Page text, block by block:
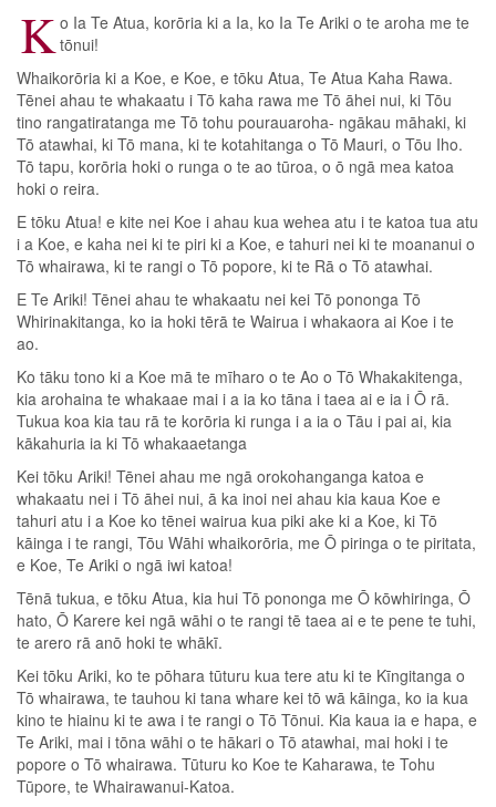
K o Ia Te Atua, korōria ki a Ia, ko Ia Te Ariki o te aroha me te
tōnui!
Whaikorōria ki a Koe, e Koe, e tōku Atua, Te Atua Kaha Rawa.
Tēnei ahau te whakaatu i Tō kaha rawa me Tō āhei nui, ki Tōu
tino rangatiratanga me Tō tohu pourauaroha- ngākau māhaki, ki
Tō atawhai, ki Tō mana, ki te kotahitanga o Tō Mauri, o Tōu Iho.
Tō tapu, korōria hoki o runga o te ao tūroa, o ō ngā mea katoa
hoki o reira.
E tōku Atua! e kite nei Koe i ahau kua wehea atu i te katoa tua atu
i a Koe, e kaha nei ki te piri ki a Koe, e tahuri nei ki te moananui o
Tō whairawa, ki te rangi o Tō popore, ki te Rā o Tō atawhai.
E Te Ariki! Tēnei ahau te whakaatu nei kei Tō pononga Tō
Whirinakitanga, ko ia hoki tērā te Wairua i whakaora ai Koe i te
ao.
Ko tāku tono ki a Koe mā te mīharo o te Ao o Tō Whakakitenga,
kia arohaina te whakaae mai i a ia ko tāna i taea ai e ia i Ō rā.
Tukua koa kia tau rā te korōria ki runga i a ia o Tāu i pai ai, kia
kākahuria ia ki Tō whakaaetanga
Kei tōku Ariki! Tēnei ahau me ngā orokohanganga katoa e
whakaatu nei i Tō āhei nui, ā ka inoi nei ahau kia kaua Koe e
tahuri atu i a Koe ko tēnei wairua kua piki ake ki a Koe, ki Tō
kāinga i te rangi, Tōu Wāhi whaikorōria, me Ō piringa o te piritata,
e Koe, Te Ariki o ngā iwi katoa!
Tēnā tukua, e tōku Atua, kia hui Tō pononga me Ō kōwhiringa, Ō
hato, Ō Karere kei ngā wāhi o te rangi tē taea ai e te pene te tuhi,
te arero rā anō hoki te whākī.
Kei tōku Ariki, ko te pōhara tūturu kua tere atu ki te Kīngitanga o
Tō whairawa, te tauhou ki tana whare kei tō wā kāinga, ko ia kua
kino te hiainu ki te awa i te rangi o Tō Tōnui. Kia kaua ia e hapa, e
Te Ariki, mai i tōna wāhi o te hākari o Tō atawhai, mai hoki i te
popore o Tō whairawa. Tūturu ko Koe te Kaharawa, te Tohu
Tūpore, te Whairawanui-Katoa.